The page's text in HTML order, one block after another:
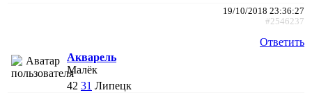
19/10/2018 23:36:27
#2546237
Ответить
Акварель
Малёк
42 31 Липецк